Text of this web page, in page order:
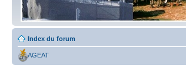
Index du forum
AGEAT